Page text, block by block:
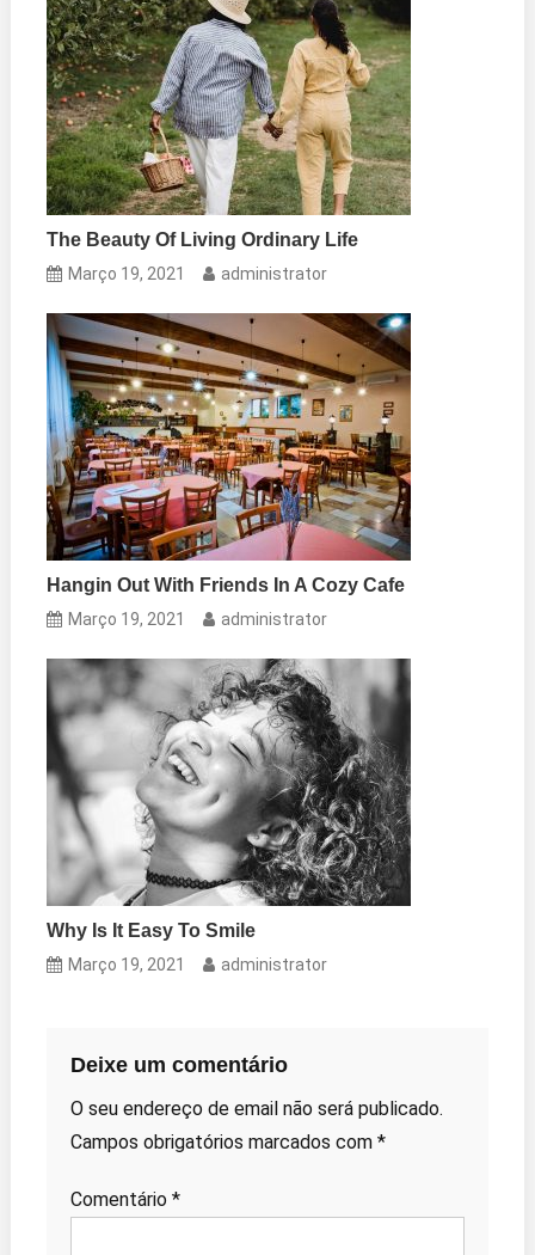
The Beauty Of Living Ordinary Life
Março 19, 2021 administrator
Hangin Out With Friends In A Cozy Cafe
Março 19, 2021 administrator
Why Is It Easy To Smile
Março 19, 2021 administrator
Deixe um comentário
O seu endereço de email não será publicado.
Campos obrigatórios marcados com *
Comentário *